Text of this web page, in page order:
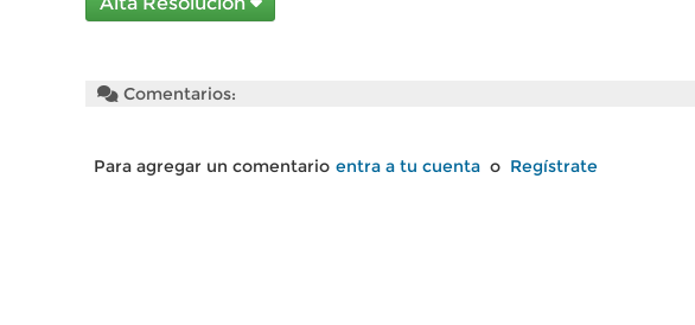
Comentarios:
Para agregar un comentario entra a tu cuenta o Regístrate